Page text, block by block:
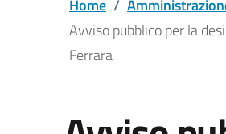
Home /
Avviso pubblico per la
Ferrara